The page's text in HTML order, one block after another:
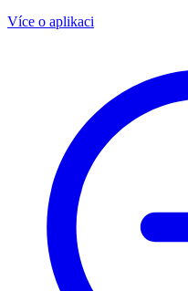
Více o aplikaci